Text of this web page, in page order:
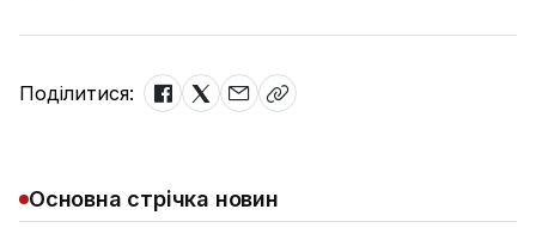
Поділитися:
Основна стрічка новин